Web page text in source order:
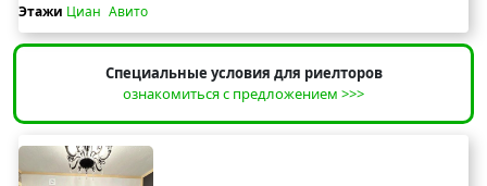
Этажи Циан Авито
Специальные условия для риелторов
ознакомиться с предложением >>>